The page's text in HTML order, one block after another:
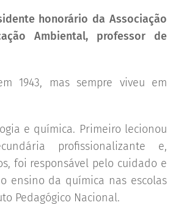
honorário da Associação
Ambiental, professor de
1943, mas sempre viveu em
e química. Primeiro lecionou
profissionalizante e,
foi responsável pelo cuidado e
ensino da química nas escolas
Pedagógico Nacional.